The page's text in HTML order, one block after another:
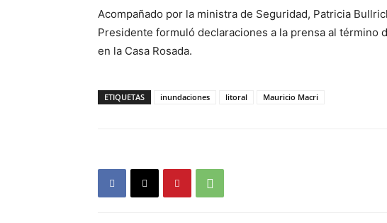
Acompañado por la ministra de Seguridad, Patricia
Presidente formuló declaraciones a la prensa al término
en la Casa Rosada.
ETIQUETAS inundaciones litoral Mauricio Macri